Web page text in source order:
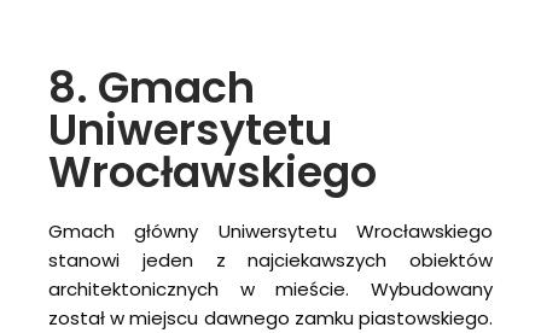
8. Gmach
Uniwersytetu
Wrocławskiego
Gmach główny Uniwersytetu Wrocławskiego
stanowi jeden z najciekawszych obiektów
architektonicznych w mieście. Wybudowany
został w miejscu dawnego zamku piastowskiego.